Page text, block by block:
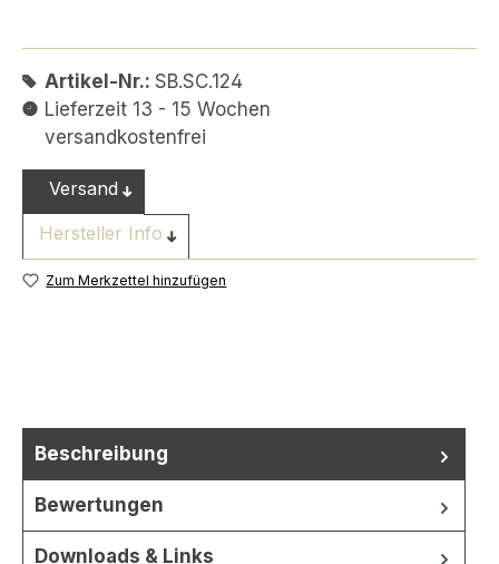
Artikel-Nr.: SB.SC.124
Lieferzeit 13 - 15 Wochen
versandkostenfrei
Versand
Hersteller Info
Zum Merkzettel hinzufügen
Beschreibung
Bewertungen
Downloads & Links